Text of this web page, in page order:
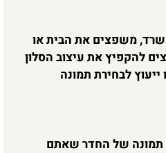
משפצים את הבית או
להקפיץ את עיצוב הסלון
לבחירת תמונה
תמונה של החדר שאתם